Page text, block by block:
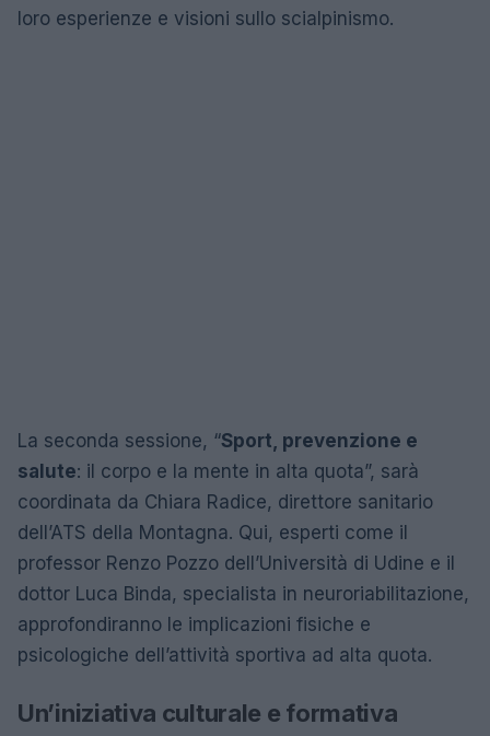
loro esperienze e visioni sullo scialpinismo.
La seconda sessione, “Sport, prevenzione e
salute: il corpo e la mente in alta quota”, sarà
coordinata da Chiara Radice, direttore sanitario
dell’ATS della Montagna. Qui, esperti come il
professor Renzo Pozzo dell’Università di Udine e il
dottor Luca Binda, specialista in neuroriabilitazione,
approfondiranno le implicazioni fisiche e
psicologiche dell’attività sportiva ad alta quota.
Un’iniziativa culturale e formativa